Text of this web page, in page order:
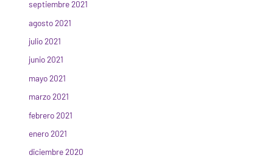
septiembre 2021
agosto 2021
julio 2021
junio 2021
mayo 2021
marzo 2021
febrero 2021
enero 2021
diciembre 2020